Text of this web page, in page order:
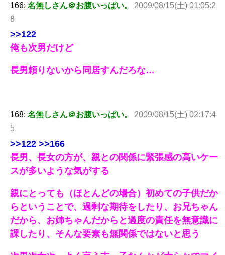
166: 名無しさん＠お腹いっぱい。
2009/08/15(土) 01:05:2
8
>>122
俺も次男だけど
長男頼りないから同居すんだろな…
168: 名無しさん＠お腹いっぱい。
2009/08/15(土) 02:17:4
5
>>122 >>166
長男、長女の方が、親との関係に緊張感の高いケー
スが多いような気がする
親にとっても（ほとんどの場合）初めての子供だか
らということで、過剰な期待をしたり、お兄ちゃん
だから、お姉ちゃんだからと過度の責任を無意識に
課したり、そんな要素も無関係ではないと思う